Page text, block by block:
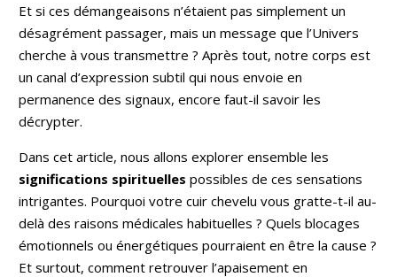
Et si ces démangeaisons n’étaient pas simplement un
désagrément passager, mais un message que l’Univers
cherche à vous transmettre ? Après tout, notre corps est
un canal d’expression subtil qui nous envoie en
permanence des signaux, encore faut-il savoir les
décrypter.
Dans cet article, nous allons explorer ensemble les
significations spirituelles possibles de ces sensations
intrigantes. Pourquoi votre cuir chevelu vous gratte-t-il au-
delà des raisons médicales habituelles ? Quels blocages
émotionnels ou énergétiques pourraient en être la cause ?
Et surtout, comment retrouver l’apaisement en